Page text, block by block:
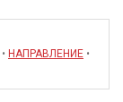
• НАПРАВЛЕНИЕ •